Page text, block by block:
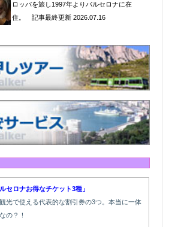
ロッパを旅し1997年よりバルセロナに在
住。記事最終更新 2026.07.16
セロナお得なチケット3種」
光で使える代表的な割引券の3つ。本当に一体
の？！